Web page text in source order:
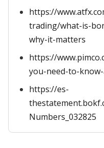
https://
trading/what-is-
why-it-matters
https://
you-need-to-
https://es-
Numbers_032825